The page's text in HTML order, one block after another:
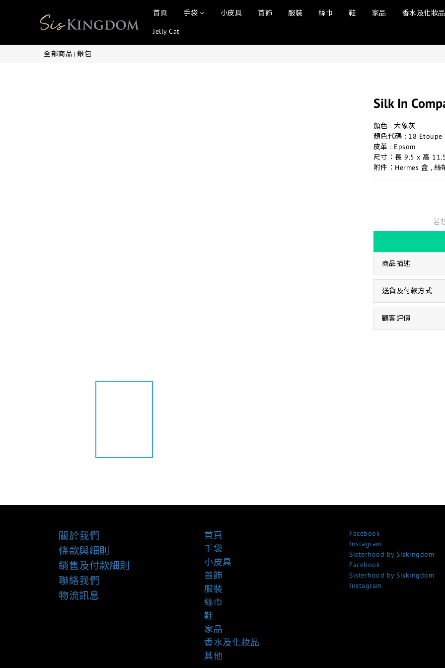
首頁 手袋 小皮具 首飾 服裝 絲巾 鞋 家品 香水及化妝品
Jelly Cat
全部商品 | 銀包
Silk In
顏色 : 大象灰
顏色代碼 : 18 Etoupe
皮革 : Epsom
尺寸：長 9.5 x 高
附件：Hermes 盒 , 絲
若
商品描述
送貨及付款方式
顧客評價
關於我們
條款與細則
銷售及付款細則
聯絡我們
物流訊息
首頁
手袋
小皮具
首飾
服裝
絲巾
鞋
家品
香水及化妝品
其他
Facebook
Instagram
Sisterhood by Siskingdom
Facebook
Sisterhood by Siskingdom
Instagram